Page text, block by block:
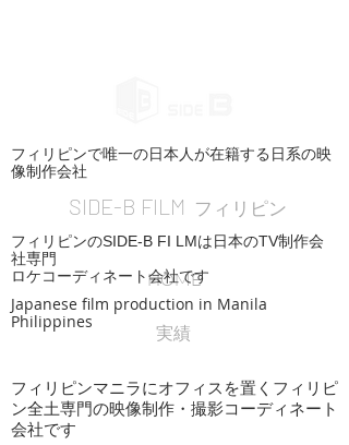
フィリピンで唯一の日本人が在籍する日系の映
像制作会社
SIDE-B FILM フィリピン
Japanese film production in Manila
Philippines
HOME
実績
フィリピンのSIDE-B FI LMは日本のTV制作会
社専門
ロケコーディネート会社です
フィリピンマニラにオフィスを置くフィリピ
ン全土専門の映像制作・撮影コーディネート
会社です